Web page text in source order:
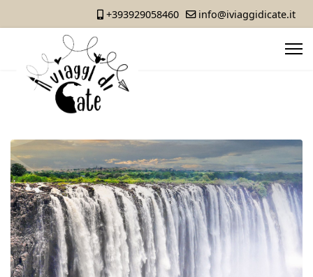
+393929058460 info@iviaggidicate.it